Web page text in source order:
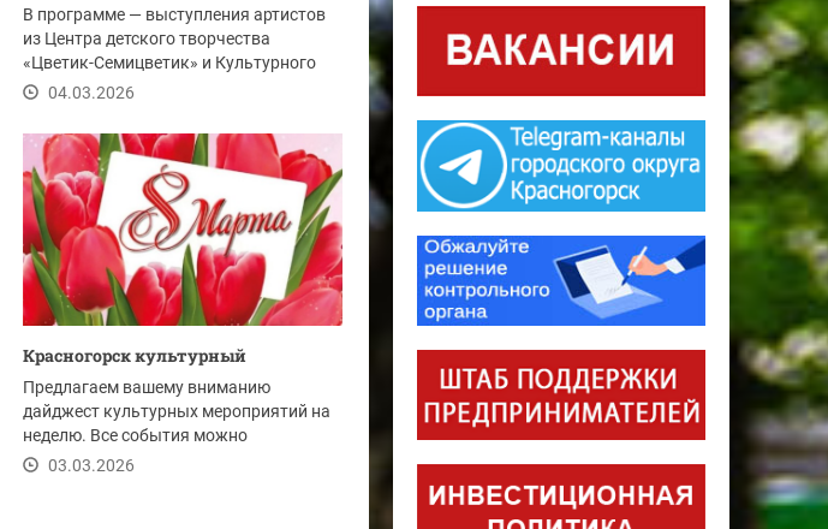
В программе — выступления артистов
из Центра детского творчества
«Цветик-Семицветик» и Культурного
центра «Красногорье».
04.03.2026
Красногорск культурный
Предлагаем вашему вниманию
дайджест культурных мероприятий на
неделю. Все события можно
посмотреть по ссылке.
03.03.2026